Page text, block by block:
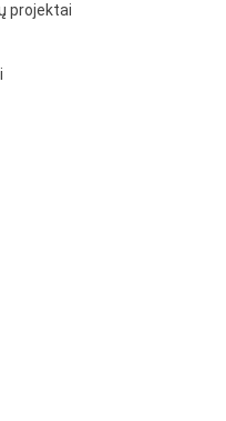
projektai